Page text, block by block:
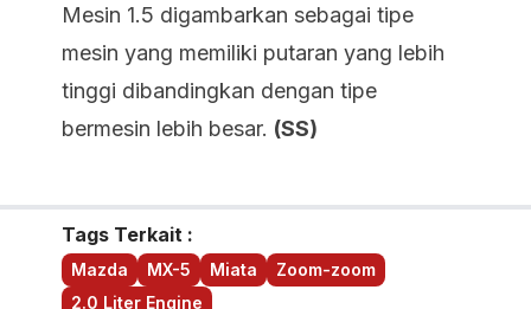
Mesin 1.5 digambarkan sebagai tipe
mesin yang memiliki putaran yang lebih
tinggi dibandingkan dengan tipe
bermesin lebih besar. (SS)
Tags Terkait :
Mazda MX-5 Miata
Zoom-zoom
2.0 Liter Engine